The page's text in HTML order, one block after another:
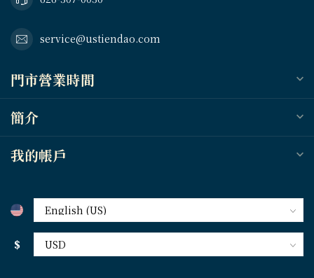
service@ustiendao.com
門市營業時間
簡介
我的帳戶
$